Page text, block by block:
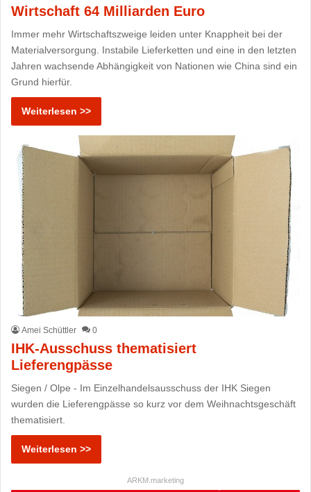
Wirtschaft 64 Milliarden Euro
Immer mehr Wirtschaftszweige leiden unter Knappheit bei der
Materialversorgung. Instabile Lieferketten und eine in den letzten
Jahren wachsende Abhängigkeit von Nationen wie China sind ein
Grund hierfür.
Weiterlesen >>
Amei Schüttler 0
IHK-Ausschuss thematisiert
Lieferengpässe
Siegen / Olpe - Im Einzelhandelsausschuss der IHK Siegen
wurden die Lieferengpässe so kurz vor dem Weihnachtsgeschäft
thematisiert.
Weiterlesen >>
ARKM.marketing